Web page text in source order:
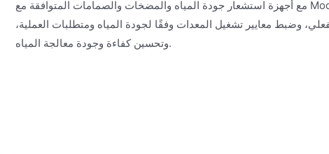
مع أجهزة استشعار جودة المياه والمضخات والصمامات المتوافقة مع Modbus. يمكنه مراقبة عملية معالجة
وضبط معايير تشغيل المعدات وفقًا لجودة المياه ومتطلبات العملية،
وتحسين كفاءة وجودة معالجة المياه.